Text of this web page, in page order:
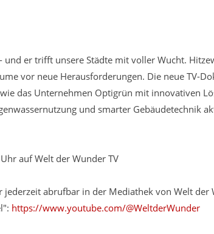
und er trifft unsere Städte mit voller Wucht.
vor neue Herausforderungen. Die neue TV-
das Unternehmen Optigrün mit innovativen
und smarter Gebäudetechnik
auf Welt der Wunder TV
jederzeit abrufbar in der Mediathek von Welt der
https://www.youtube.com/@WeltderWunder